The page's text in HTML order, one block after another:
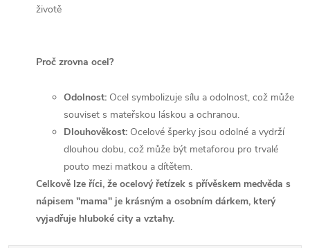
životě
Proč zrovna ocel?
Odolnost: Ocel symbolizuje sílu a odolnost, což může
souviset s mateřskou láskou a ochranou.
Dlouhověkost: Ocelové šperky jsou odolné a vydrží
dlouhou dobu, což může být metaforou pro trvalé
pouto mezi matkou a dítětem.
Celkově lze říci, že ocelový řetízek s přívěskem medvěda s
nápisem "mama" je krásným a osobním dárkem, který
vyjadřuje hluboké city a vztahy.